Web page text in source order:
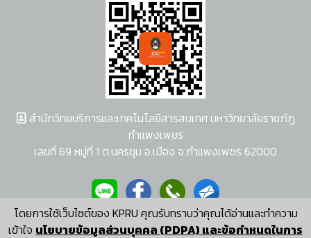
โดยการใช้เว็บไซต์ของ KPRU คุณรับทราบว่าคุณได้อ่านและทำความ
เข้าใจ นโยบายข้อมูลส่วนบุคคล (PDPA) และข้อกำหนดในการ
สำนักวิทยบริการและเทคโนโลยีสารสนเทศ มหาวิทยาลัยราชภัฏ
กำแพงเพชร
เลขที่ 69 หมู่ที่ 1 ต.นครชุม อ.เมือง จ.กำแพงเพชร 62000
ผู้พัฒนาระบบ อนุชา พวงผกา